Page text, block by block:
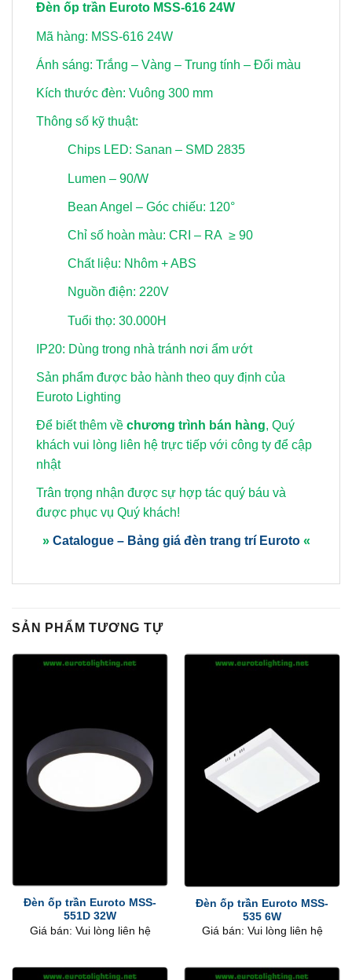
Đèn ốp trần Euroto MSS-616 24W
Mã hàng: MSS-616 24W
Ánh sáng: Trắng – Vàng – Trung tính – Đổi màu
Kích thước đèn: Vuông 300 mm
Thông số kỹ thuật:
Chips LED: Sanan – SMD 2835
Lumen – 90/W
Bean Angel – Góc chiếu: 120°
Chỉ số hoàn màu: CRI – RA ≥ 90
Chất liệu: Nhôm + ABS
Nguồn điện: 220V
Tuổi thọ: 30.000H
IP20: Dùng trong nhà tránh nơi ẩm ướt
Sản phẩm được bảo hành theo quy định của
Euroto Lighting
Để biết thêm về chương trình bán hàng, Quý
khách vui lòng liên hệ trực tiếp với công ty để cập
nhật
Trân trọng nhận được sự hợp tác quý báu và
được phục vụ Quý khách!
» Catalogue – Bảng giá đèn trang trí Euroto «
SẢN PHẨM TƯƠNG TỰ
Đèn ốp trần Euroto MSS-
551D 32W
Giá bán: Vui lòng liên hệ
Đèn ốp trần Euroto MSS-
535 6W
Giá bán: Vui lòng liên hệ